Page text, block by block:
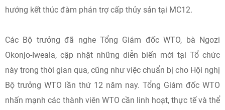
hướng kết thúc đàm phán trợ cấp thủy sản tại MC12.
Các Bộ trưởng đã nghe Tổng Giám đốc WTO, bà Ngozi
Okonjo-Iweala, cập nhật những diễn biến mới tại Tổ chức
này trong thời gian qua, cũng như việc chuẩn bị cho Hội nghị
Bộ trưởng WTO lần thứ 12 năm nay. Tổng Giám đốc WTO
nhấn mạnh các thành viên WTO cần linh hoạt, thực tế và thể